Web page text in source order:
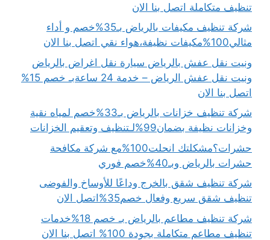
تنظيف متكاملة اتصل بنا الان
شركة تنظيف مكيفات بالرياض بـ35%خصم و أداء
مثالي100%مكيفات نظيفة،هواء نقي اتصل بنا الان
ونيت نقل عفش بالرياض سيارة نقل اغراض بالرياض
ونيت نقل عفش الرياض – خدمة 24 ساعةبـ خصم 15%
اتصل بنا الان
شركة تنظيف خزانات بالرياض بـ33%خصم لمياه نقية
وخزانات نظيفة بضمان99%لـتنظيف وتعقيم الخزانات
حشرات؟مشكلتك انحلت100%مع شركة مكافحة
حشرات بالرياض وبـ40%خصم فوري
شركة تنظيف شقق بالخرج وداعًا للأوساخ والفوضى
تنظيف شقق سريع وفعال خصم35%اتصل الان
شركة تنظيف مطاعم بالرياض بـ خصم 18%خدمات
تنظيف مطاعم متكاملة بجودة 100% اتصل بنا الان